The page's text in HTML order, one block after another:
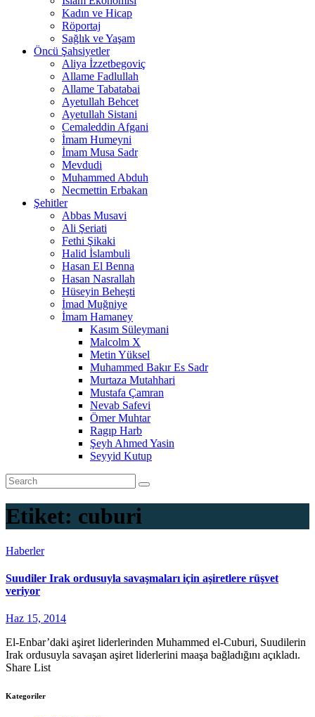
Kadın ve Hicap
Röportaj
Sağlık ve Yaşam
Öncü Şahsiyetler
Aliya İzzetbegoviç
Allame Fadlullah
Allame Tabatabai
Ayetullah Behcet
Ayetullah Sistani
Cemaleddin Afgani
İmam Humeyni
İmam Musa Sadr
Mevdudi
Muhammed Abduh
Necmettin Erbakan
Şehitler
Abbas Musavi
Ali Şeriati
Fethi Şikaki
Halid İslambuli
Hasan El Benna
Hasan Nasrallah
Hüseyin Beheşti
İmad Muğniye
İmam Hamaney
Kasım Süleymani
Malcolm X
Metin Yüksel
Muhammed Bakır Es Sadr
Murtaza Mutahhari
Mustafa Çamran
Nevab Safevi
Ömer Muhtar
Ragıp Harb
Şeyh Ahmed Yasin
Seyyid Kutup
Etiket: cuburi
Haberler
Suudiler Irak ordusuyla savaşmaları için aşiretlere rüşvet
veriyor
Haz 15, 2014
El-Enbar’daki aşiret liderlerinden Muhammed el-Cuburi, Suudilerin
Irak ordusuyla savaşan aşiret liderlerini maaşa bağladığını açıkladı.
Share List
Kategoriler